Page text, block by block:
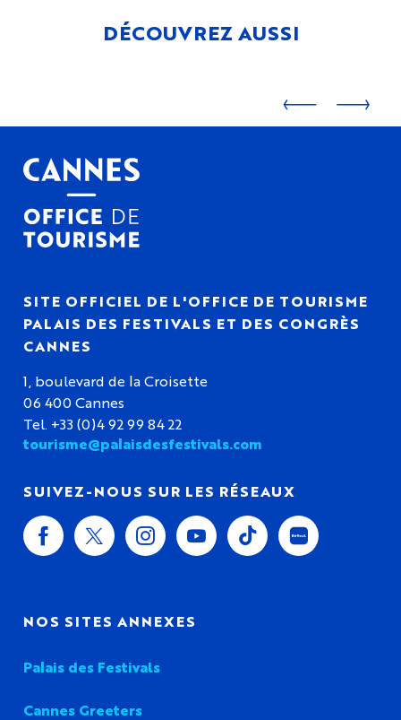
DÉCOUVREZ AUSSI
SITE OFFICIEL DE L'OFFICE DE TOURISME
PALAIS DES FESTIVALS ET DES CONGRÈS
CANNES
1, boulevard de la Croisette
06 400 Cannes
Tel. +33 (0)4 92 99 84 22
tourisme@palaisdesfestivals.com
SUIVEZ-NOUS SUR LES RÉSEAUX
NOS SITES ANNEXES
Palais des Festivals
Cannes Greeters